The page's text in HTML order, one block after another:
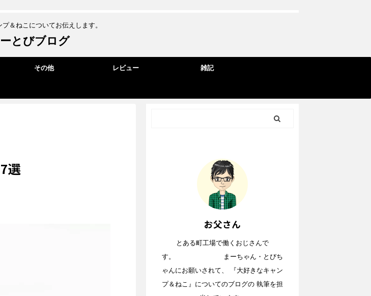
＆ねこについてお伝えします。
とびブログ
その他 レビュー 雑記
選
お父さん
とある町工場で働くおじさんで
す。 まーちゃん・とびち
ゃんにお願いされて、 『大好きなキャン
プ＆ねこ』についてのブログの 執筆を担